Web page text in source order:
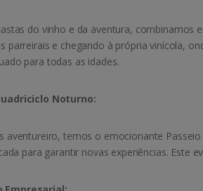
do vinho e da aventura, combinamos
parreirais e chegando à própria vinícola,
para todas as idades.
Noturno:
aventureiro, temos o emocionante
para garantir novas experiências. Este